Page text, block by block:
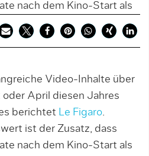
nach dem Kino-Start als
Video-Inhalte über
oder April diesen Jahres
berichtet Le Figaro.
ist der Zusatz, dass
nach dem Kino-Start als